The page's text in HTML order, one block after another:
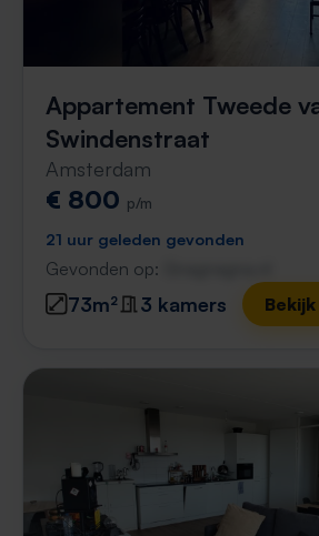
Appartement Tweede
Swindenstraat
Amsterdam
€ 800 p/m
21 uur geleden gevonden
Gevonden op:
73m² 3 kamers